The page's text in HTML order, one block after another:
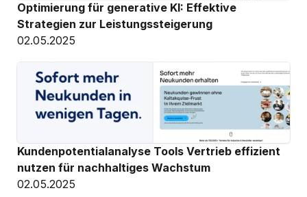
Optimierung für generative KI: Effektive
Strategien zur Leistungssteigerung
02.05.2025
Kundenpotentialanalyse Tools Vertrieb effizient
nutzen für nachhaltiges Wachstum
02.05.2025